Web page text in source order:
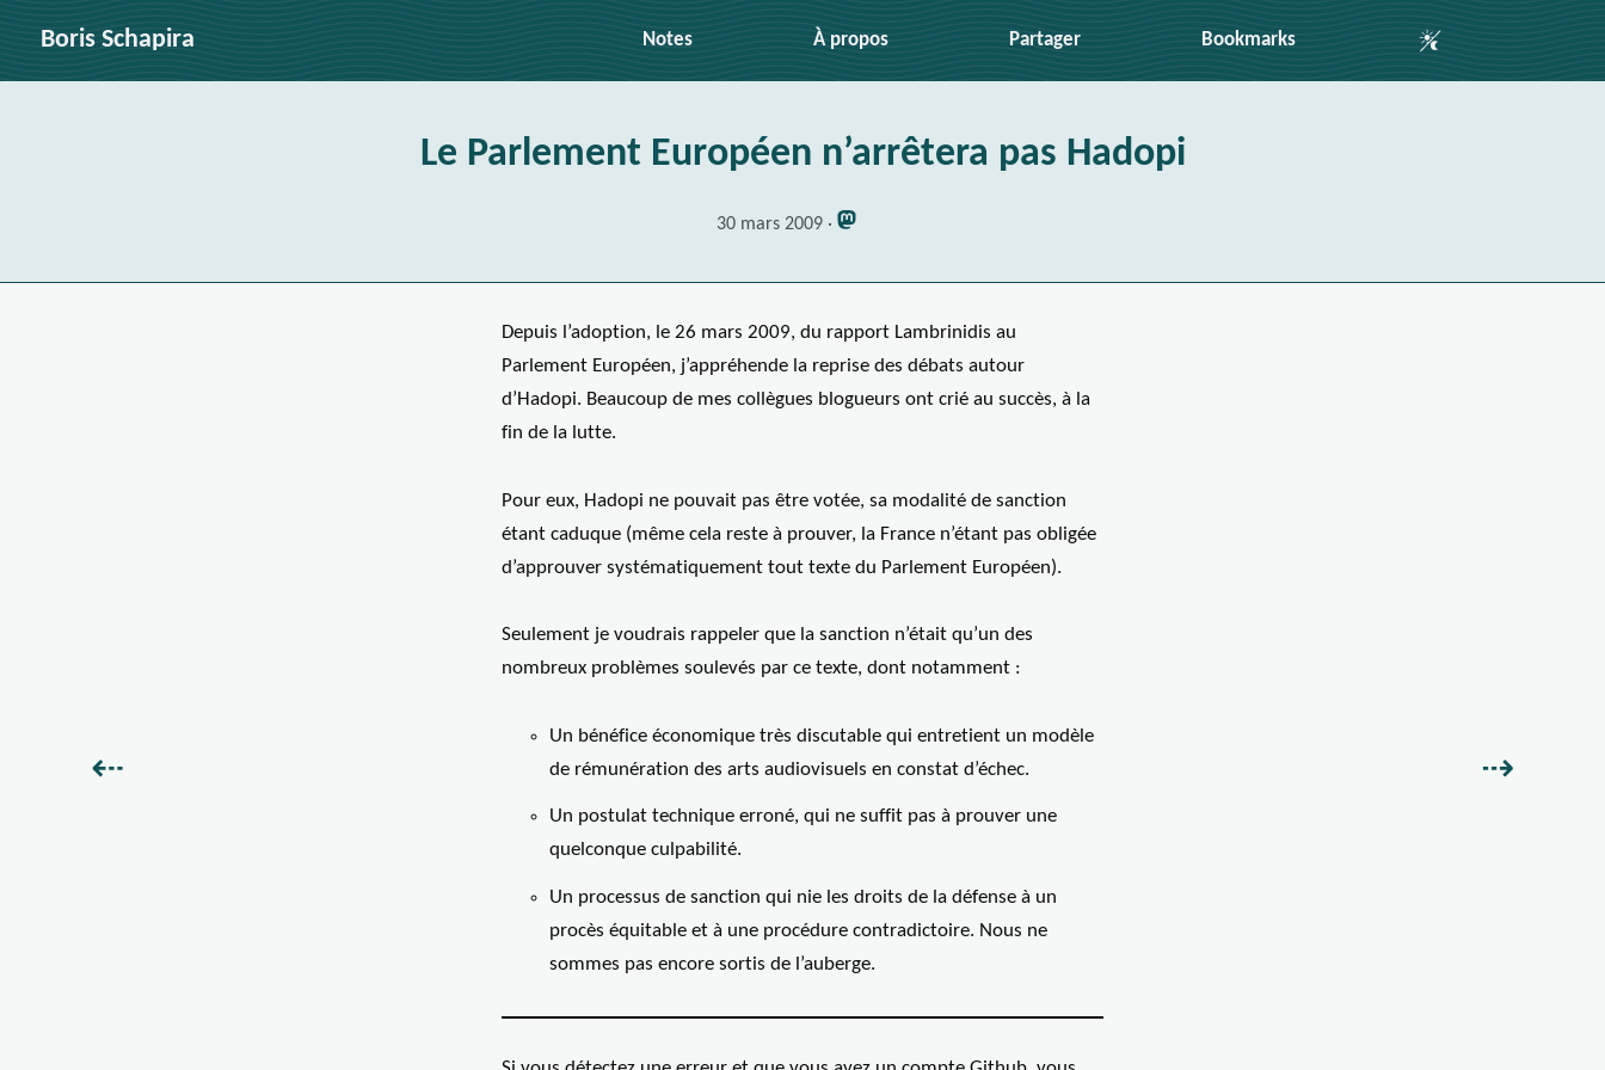
Boris Schapira Notes À propos Partager Bookmarks Auto Mode
Le Parlement Européen n’arrêtera pas Hadopi
30 mars 2009
Depuis l’adoption, le 26 mars 2009, du rapport Lambrinidis au
Parlement Européen, j’appréhende la reprise des débats autour
d’Hadopi. Beaucoup de mes collègues blogueurs ont crié au succès, à la
fin de la lutte.
Pour eux, Hadopi ne pouvait pas être votée, sa modalité de sanction
étant caduque (même cela reste à prouver, la France n’étant pas obligée
d’approuver systématiquement tout texte du Parlement Européen).
Seulement je voudrais rappeler que la sanction n’était qu’un des
nombreux problèmes soulevés par ce texte, dont notamment :
Un bénéfice économique très discutable qui entretient un modèle
de rémunération des arts audiovisuels en constat d’échec.
Un postulat technique erroné, qui ne suffit pas à prouver une
quelconque culpabilité.
Un processus de sanction qui nie les droits de la défense à un
procès équitable et à une procédure contradictoire. Nous ne
sommes pas encore sortis de l’auberge.
Précédent :
⇠ ⇢